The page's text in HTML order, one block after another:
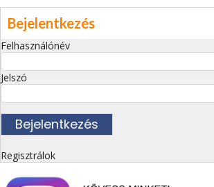
Bejelentkezés
Felhasználónév
Jelszó
Regisztrálok